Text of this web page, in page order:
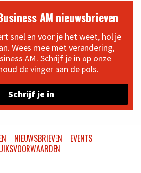
AM nieuwsbrieven
snel en voor je het weet, hol je
Wees mee met verandering,
AM. Schrijf je in op onze
de vinger aan de pols.
Schrijf je in
NIEUWSBRIEVEN
EVENTS